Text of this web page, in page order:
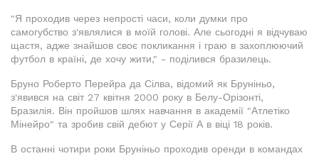
"Я проходив через непрості часи, коли думки про
самогубство з'являлися в моїй голові. Але сьогодні я відчуваю
щастя, адже знайшов своє покликання і граю в захоплюючий
футбол в країні, де хочу жити," - поділився бразилець.
Бруно Роберто Перейра да Сілва, відомий як Бруніньо,
з'явився на світ 27 квітня 2000 року в Белу-Орізонті,
Бразилія. Він пройшов шлях навчання в академії "Атлетіко
Мінейро" та зробив свій дебют у Серії А в віці 18 років.
В останні чотири роки Бруніньо проходив оренди в командах